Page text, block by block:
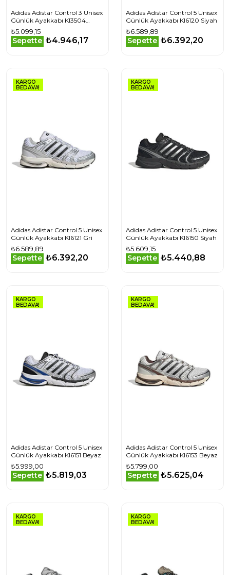
Adidas Adistar Control 3 Unisex
Günlük Ayakkabı KI3504
Beyaz
₺5.099,15
Sepette ₺4.946,17
Adidas Adistar Control 5 Unisex
Günlük Ayakkabı KI6120 Siyah
₺6.589,89
Sepette ₺6.392,20
KARGO
BEDAVA!
Adidas Adistar Control 5 Unisex
Günlük Ayakkabı KI6121 Gri
₺6.589,89
Sepette ₺6.392,20
KARGO
BEDAVA!
Adidas Adistar Control 5 Unisex
Günlük Ayakkabı KI6150 Siyah
₺5.609,15
Sepette ₺5.440,88
KARGO
BEDAVA!
Adidas Adistar Control 5 Unisex
Günlük Ayakkabı KI6151 Beyaz
₺5.999,00
Sepette ₺5.819,03
KARGO
BEDAVA!
Adidas Adistar Control 5 Unisex
Günlük Ayakkabı KI6153 Beyaz
₺5.799,00
Sepette ₺5.625,04
KARGO
BEDAVA!
KARGO
BEDAVA!